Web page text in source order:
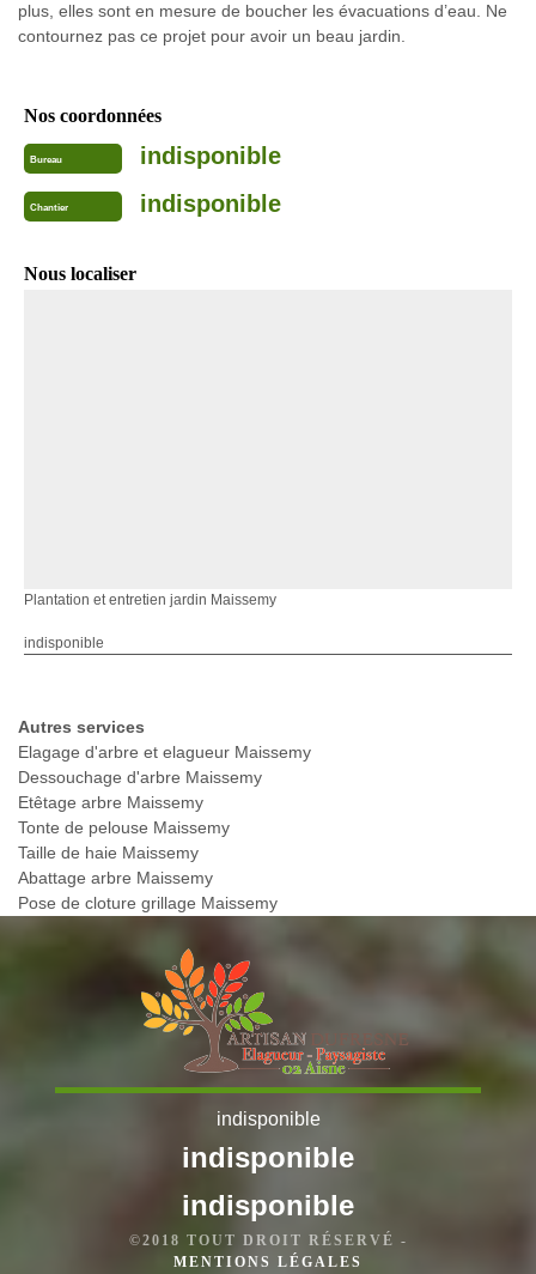
plus, elles sont en mesure de boucher les évacuations d’eau. Ne
contournez pas ce projet pour avoir un beau jardin.
Nos coordonnées
Bureau indisponible
Chantier indisponible
Nous localiser
Plantation et entretien jardin Maissemy
indisponible
Autres services
Elagage d'arbre et elagueur Maissemy
Dessouchage d'arbre Maissemy
Etêtage arbre Maissemy
Tonte de pelouse Maissemy
Taille de haie Maissemy
Abattage arbre Maissemy
Pose de cloture grillage Maissemy
indisponible
indisponible
indisponible
©2018 TOUT DROIT RÉSERVÉ -
MENTIONS LÉGALES